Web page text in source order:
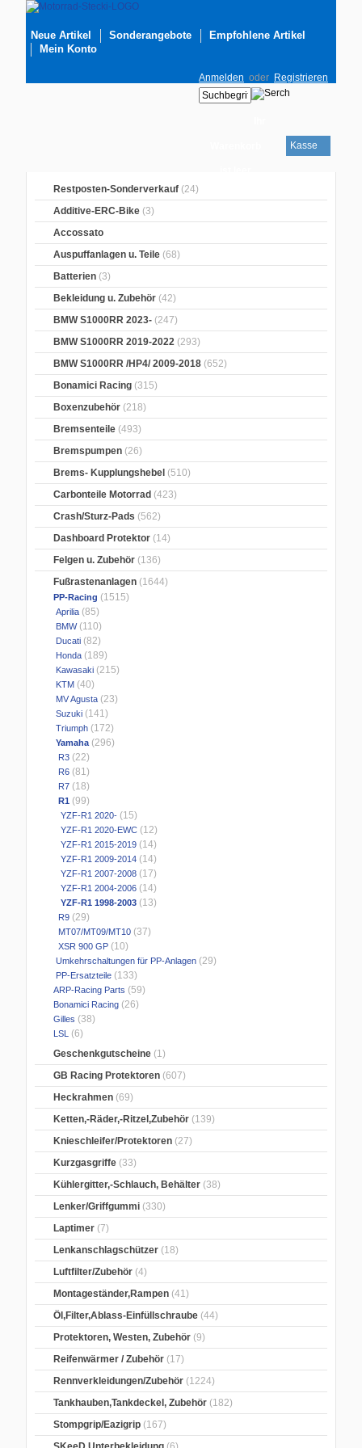
Neue Artikel Sonderangebote
Empfohlene Artikel
Mein Konto
Anmelden oder Registrieren
Kasse
Restposten-Sonderverkauf (24)
Additive-ERC-Bike (3)
Accossato
Auspuffanlagen u. Teile (68)
Batterien (3)
Bekleidung u. Zubehör (42)
BMW S1000RR 2023- (247)
BMW S1000RR 2019-2022 (293)
BMW S1000RR /HP4/ 2009-2018 (652)
Bonamici Racing (315)
Boxenzubehör (218)
Bremsenteile (493)
Bremspumpen (26)
Brems- Kupplungshebel (510)
Carbonteile Motorrad (423)
Crash/Sturz-Pads (562)
Dashboard Protektor (14)
Felgen u. Zubehör (136)
Fußrastenanlagen (1644)
PP-Racing (1515)
Aprilia (85)
BMW(110)
Ducati (82)
Honda (189)
Kawasaki (215)
KTM (40)
MV Agusta (23)
Suzuki (141)
Triumph (172)
Yamaha(296)
R3 (22)
R6 (81)
R7 (18)
R1 (99)
YZF-R1 2020- (15)
YZF-R1 2020-EWC (12)
YZF-R1 2015-2019 (14)
YZF-R1 2009-2014 (14)
YZF-R1 2007-2008 (17)
YZF-R1 2004-2006 (14)
YZF-R1 1998-2003 (13)
R9 (29)
MT07/MT09/MT10 (37)
XSR 900 GP (10)
Umkehrschaltungen für PP-Anlagen (29)
PP-Ersatzteile (133)
ARP-Racing Parts (59)
Bonamici Racing (26)
Gilles (38)
LSL
(6)
Geschenkgutscheine (1)
GB Racing Protektoren (607)
Heckrahmen (69)
Ketten,-Räder,-Ritzel,Zubehör (139)
Knieschleifer/Protektoren (27)
Kurzgasgriffe (33)
Kühlergitter,-Schlauch, Behälter (38)
Lenker/Griffgummi (330)
Laptimer (7)
Lenkanschlagschützer (18)
Luftfilter/Zubehör (4)
Montageständer,Rampen (41)
Öl,Filter,Ablass-Einfüllschraube (44)
Protektoren, Westen, Zubehör (9)
Reifenwärmer / Zubehör (17)
Rennverkleidungen/Zubehör (1224)
Tankhauben,Tankdeckel, Zubehör (182)
Stompgrip/Eazigrip (167)